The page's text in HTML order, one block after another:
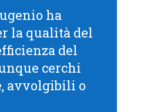
ha
la qualità del
del
cerchi
avvolgibili o